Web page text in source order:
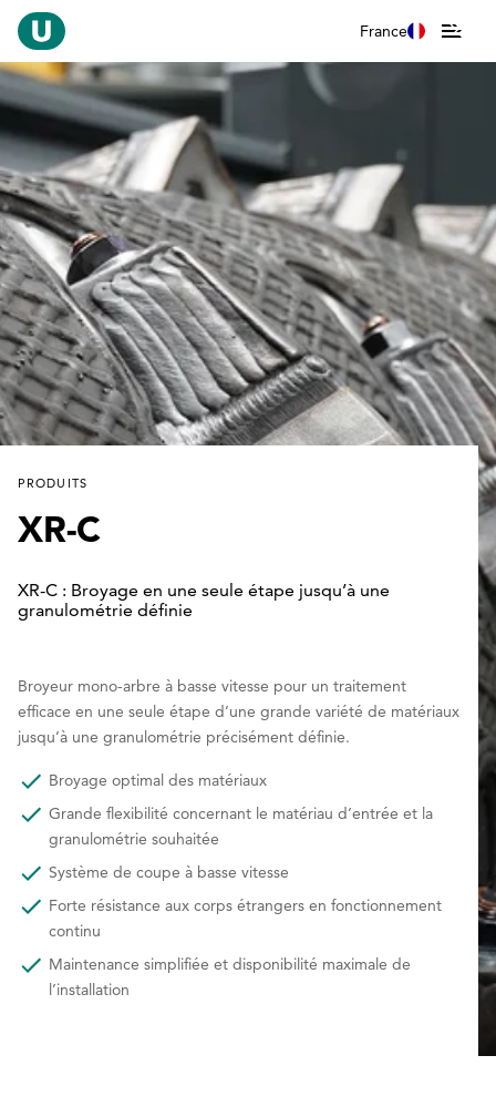
France
PRODUITS
XR-C
XR-C : Broyage en une seule étape jusqu’à une
granulométrie définie
Broyeur mono-arbre à basse vitesse pour un traitement
efficace en une seule étape d’une grande variété de matériaux
jusqu’à une granulométrie précisément définie.
Broyage optimal des matériaux
Grande flexibilité concernant le matériau d’entrée et la
granulométrie souhaitée
Système de coupe à basse vitesse
Forte résistance aux corps étrangers en fonctionnement
continu
Maintenance simplifiée et disponibilité maximale de
l’installation